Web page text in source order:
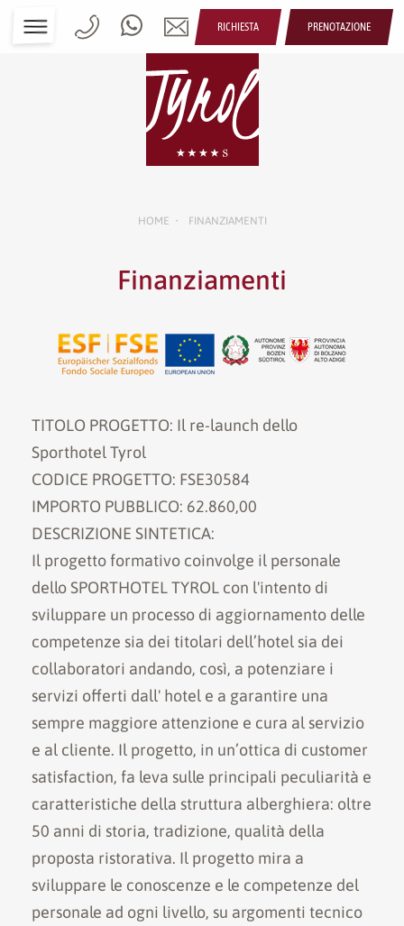
RICHIESTA PRENOTAZIONE
HOME • FINANZIAMENTI
Finanziamenti
TITOLO PROGETTO: Il re-launch dello
Sporthotel Tyrol
CODICE PROGETTO: FSE30584
IMPORTO PUBBLICO: 62.860,00
DESCRIZIONE SINTETICA:
Il progetto formativo coinvolge il personale
dello SPORTHOTEL TYROL con l'intento di
sviluppare un processo di aggiornamento delle
competenze sia dei titolari dell’hotel sia dei
collaboratori andando, così, a potenziare i
servizi offerti dall' hotel e a garantire una
sempre maggiore attenzione e cura al servizio
e al cliente. Il progetto, in un’ottica di customer
satisfaction, fa leva sulle principali peculiarità e
caratteristiche della struttura alberghiera: oltre
50 anni di storia, tradizione, qualità della
proposta ristorativa. Il progetto mira a
sviluppare le conoscenze e le competenze del
personale ad ogni livello, su argomenti tecnico